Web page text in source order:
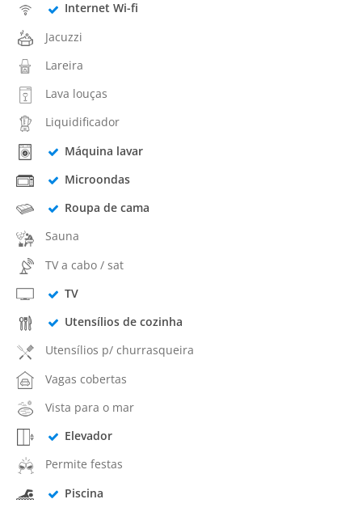
Internet Wi-fi
Jacuzzi
Lareira
Lava louças
Liquidificador
Máquina lavar
Microondas
Roupa de cama
Sauna
TV a cabo / sat
TV
Utensílios de cozinha
Utensílios p/ churrasqueira
Vagas cobertas
Vista para o mar
Elevador
Permite festas
Piscina